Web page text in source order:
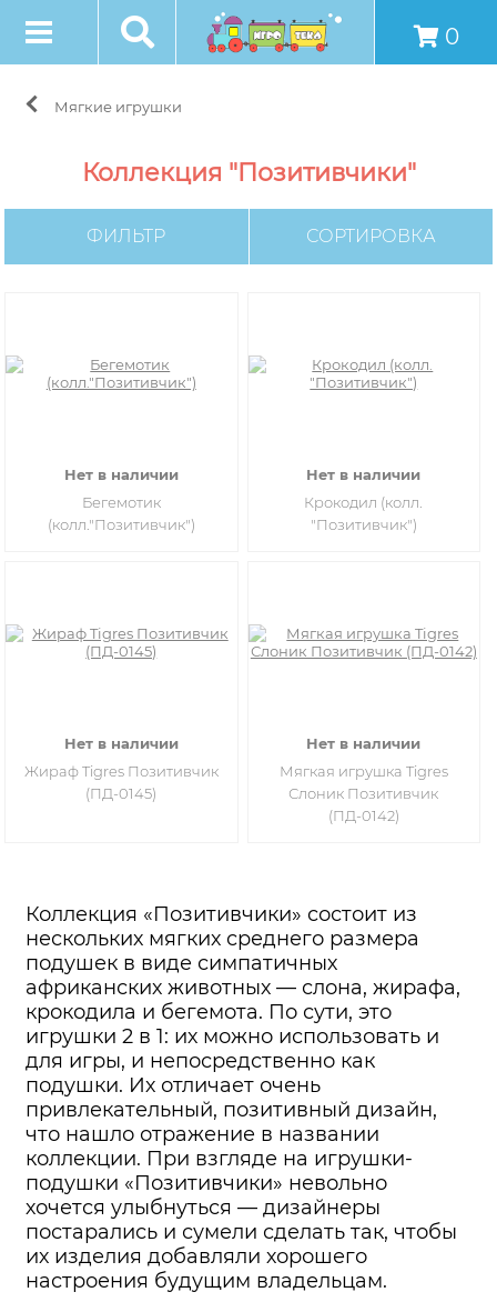
0
Мягкие игрушки
Коллекция "Позитивчики"
ФИЛЬТР СОРТИРОВКА
Нет в наличии
Бегемотик
(колл."Позитивчик")
Нет в наличии
Крокодил (колл.
"Позитивчик")
Нет в наличии
Жираф Tigres Позитивчик
(ПД-0145)
Нет в наличии
Мягкая игрушка Tigres
Слоник Позитивчик
(ПД-0142)
Коллекция «Позитивчики» состоит из
нескольких мягких среднего размера
подушек в виде симпатичных
африканских животных — слона, жирафа,
крокодила и бегемота. По сути, это
игрушки 2 в 1: их можно использовать и
для игры, и непосредственно как
подушки. Их отличает очень
привлекательный, позитивный дизайн,
что нашло отражение в названии
коллекции. При взгляде на игрушки-
подушки «Позитивчики» невольно
хочется улыбнуться — дизайнеры
постарались и сумели сделать так, чтобы
их изделия добавляли хорошего
настроения будущим владельцам.